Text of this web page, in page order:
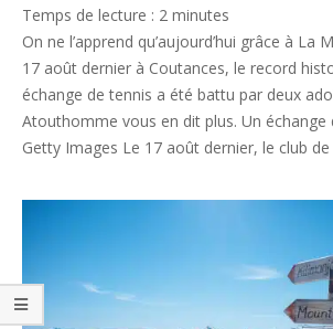
08-
27
Temps de lecture : 2 minutes
On ne l’apprend qu’aujourd’hui grâce à La
17 août dernier à Coutances, le record
échange de tennis a été battu par deux
Atouthomme vous en dit plus. Un échange
Getty Images Le 17 août dernier, le club de